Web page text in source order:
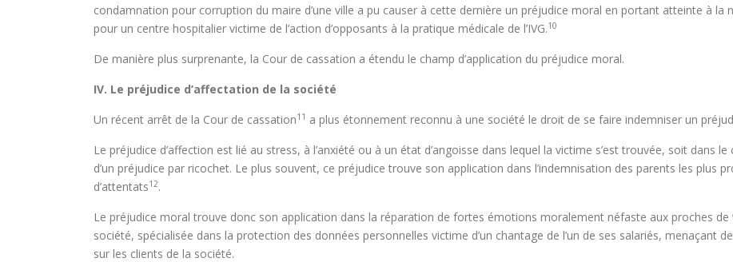
condamnation pour corruption du maire d’une ville a pu causer à cette dernière un préjudice moral en portant atteinte à la
pour un centre hospitalier victime de l’action d’opposants à la pratique médicale de l’IVG.10
De manière plus surprenante, la Cour de cassation a étendu le champ d’application du préjudice moral.
IV. Le préjudice d’affectation de la société
Un récent arrêt de la Cour de cassation11 a plus étonnement reconnu à une société le droit de se faire indemniser un
Le préjudice d’affection est lié au stress, à l’anxiété ou à un état d’angoisse dans lequel la victime s’est trouvée, soit dans
d’un préjudice par ricochet. Le plus souvent, ce préjudice trouve son application dans l’indemnisation des parents les plus
d’attentats12.
Le préjudice moral trouve donc son application dans la réparation de fortes émotions moralement néfaste aux proches de
société, spécialisée dans la protection des données personnelles victime d’un chantage de l’un de ses salariés, menaçant
sur les clients de la société.